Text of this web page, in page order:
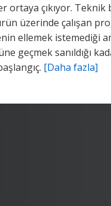
çıkıyor.
üzerinde çalışan
ellemek istemediği
geçmek sanıldığı
[Daha fazla]